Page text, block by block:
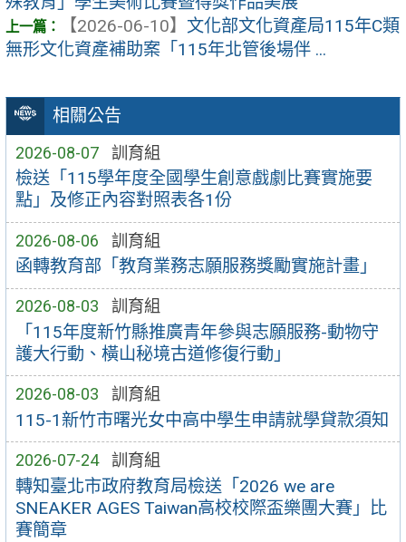
相關公告
2026-08-07 訓育組
檢送「115學年度全國學生創意戲劇比賽實施要
點」及修正內容對照表各1份
2026-08-06 訓育組
函轉教育部「教育業務志願服務獎勵實施計畫」
2026-08-03 訓育組
「115年度新竹縣推廣青年參與志願服務-動物守
護大行動、橫山秘境古道修復行動」
2026-08-03 訓育組
115-1新竹市曙光女中高中學生申請就學貸款須知
2026-07-24 訓育組
轉知臺北市政府教育局檢送「2026 we are
SNEAKER AGES Taiwan高校校際盃樂團大賽」比
賽簡章
【2026-06-10】 文化部文化資產局115年C類
無形文化資產補助案「115年北管後場伴 ...